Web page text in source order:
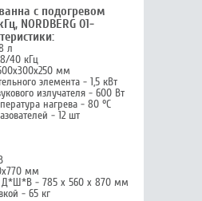
с подогревом
NORDBERG 01-
л
40 кГц
мм
элемента - 1,5 кВт
излучателя - 600 Вт
нагрева - 80 °С
- 12 шт
мм
Д*Ш*В - 785 x 560 x 870 мм
- 65 кг